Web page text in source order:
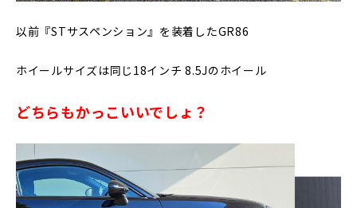
以前『STサスペンション』を装着したGR86
ホイールサイズは同じ18インチ 8.5Jのホイール
どちらもかっこいいでしょ？